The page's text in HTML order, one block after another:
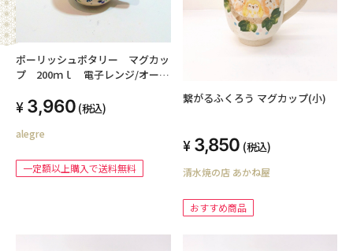
ポーリッシュポタリー マグカッ
プ 200ｍｌ 電子レンジ/オーブ
3,960 (税込)
alegre
一定額以上購入で送料無料
繋がるふくろう マグカップ(小)
3,850 (税込)
清水焼の店 あかね屋
おすすめ商品